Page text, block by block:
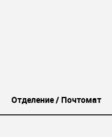
Отделение / Почтомат